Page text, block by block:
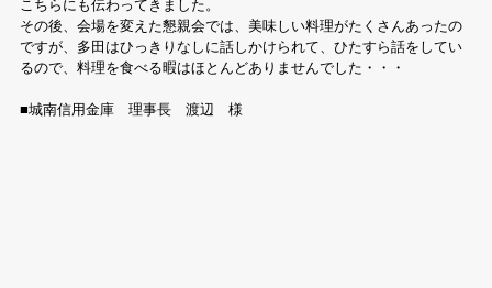
こちらにも伝わってきました。
その後、会場を変えた懇親会では、美味しい料理がたくさんあったの
ですが、多田はひっきりなしに話しかけられて、ひたすら話をしてい
るので、料理を食べる暇はほとんどありませんでした・・・
■城南信用金庫　理事長　渡辺　様